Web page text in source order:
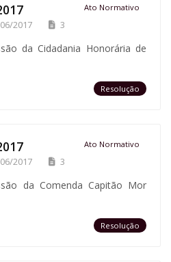
Ato Normativo
2017 3
da Cidadania Honorária de
Resolução
Ato Normativo
2017 3
da Comenda Capitão Mor
Resolução